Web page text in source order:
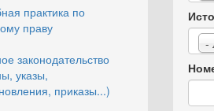
практика по
праву
законодательство
указы,
приказы...)
-